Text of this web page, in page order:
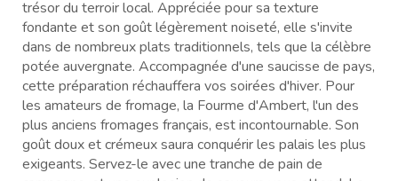
trésor du terroir local. Appréciée pour sa texture
fondante et son goût légèrement noiseté, elle s'invite
dans de nombreux plats traditionnels, tels que la célèbre
potée auvergnate. Accompagnée d'une saucisse de pays,
cette préparation réchauffera vos soirées d'hiver. Pour
les amateurs de fromage, la Fourme d'Ambert, l'un des
plus anciens fromages français, est incontournable. Son
goût doux et crémeux saura conquérir les palais les plus
exigeants. Servez-le avec une tranche de pain de